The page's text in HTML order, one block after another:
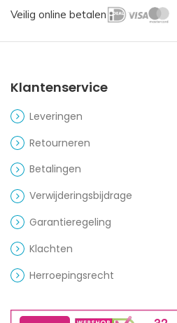
Veilig online betalen
Klantenservice
Leveringen
Retourneren
Betalingen
Verwijderingsbijdrage
Garantieregeling
Klachten
Herroepingsrecht